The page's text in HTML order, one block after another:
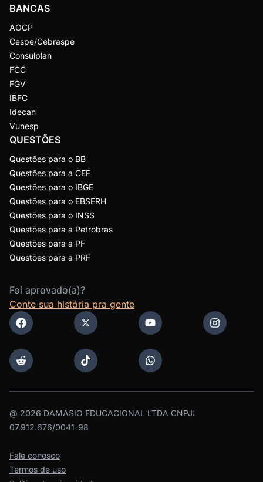
BANCAS
AOCP
Cespe/Cebraspe
Consulplan
FCC
FGV
IBFC
Idecan
Vunesp
QUESTÕES
Questões para o BB
Questões para a CEF
Questões para o IBGE
Questões para o EBSERH
Questões para o INSS
Questões para a Petrobras
Questões para a PF
Questões para a PRF
Foi aprovado(a)?
Conte sua história pra gente
@ 2026 DAMÁSIO EDUCACIONAL LTDA CNPJ:
07.912.676/0041-98
Fale conosco
Termos de uso